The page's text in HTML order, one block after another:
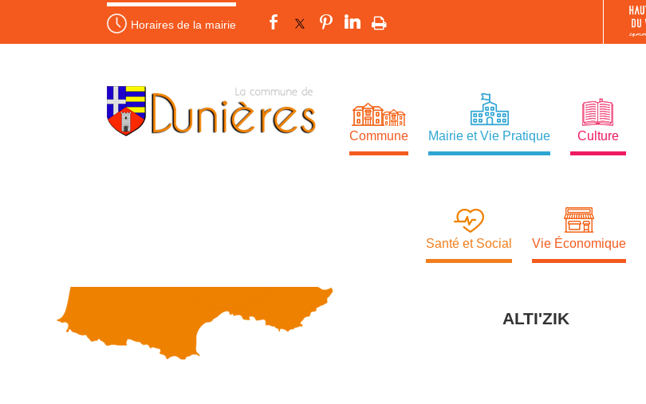
Horaires de la mairie
Commune Mairie et Vie Pratique Culture
Santé et Social Vie Économique
ALTI'ZIK